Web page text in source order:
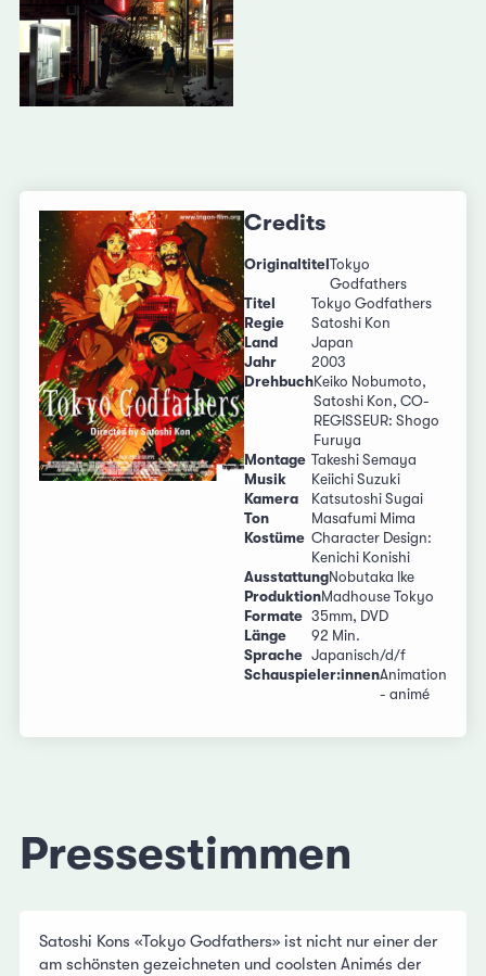
Credits
OriginaltitelTokyo
Godfathers
Titel
Tokyo Godfathers
Regie
Satoshi Kon
Land
Japan
Jahr
2003
DrehbuchKeiko Nobumoto,
Satoshi Kon, CO-
REGISSEUR: Shogo
Furuya
Montage Takeshi Semaya
Musik
Keiichi Suzuki
Kamera
Katsutoshi Sugai
Ton
Masafumi Mima
Kostüme Character Design:
Kenichi Konishi
AusstattungNobutaka Ike
ProduktionMadhouse Tokyo
Formate 35mm, DVD
Länge
92 Min.
Sprache Japanisch/d/f
Schauspieler:innenAnimation
- animé
Pressestimmen
Satoshi Kons «Tokyo Godfathers» ist nicht nur einer der
am schönsten gezeichneten und coolsten Animés der